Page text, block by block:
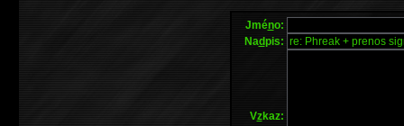
Jméno:
Nadpis:
Vzkaz: